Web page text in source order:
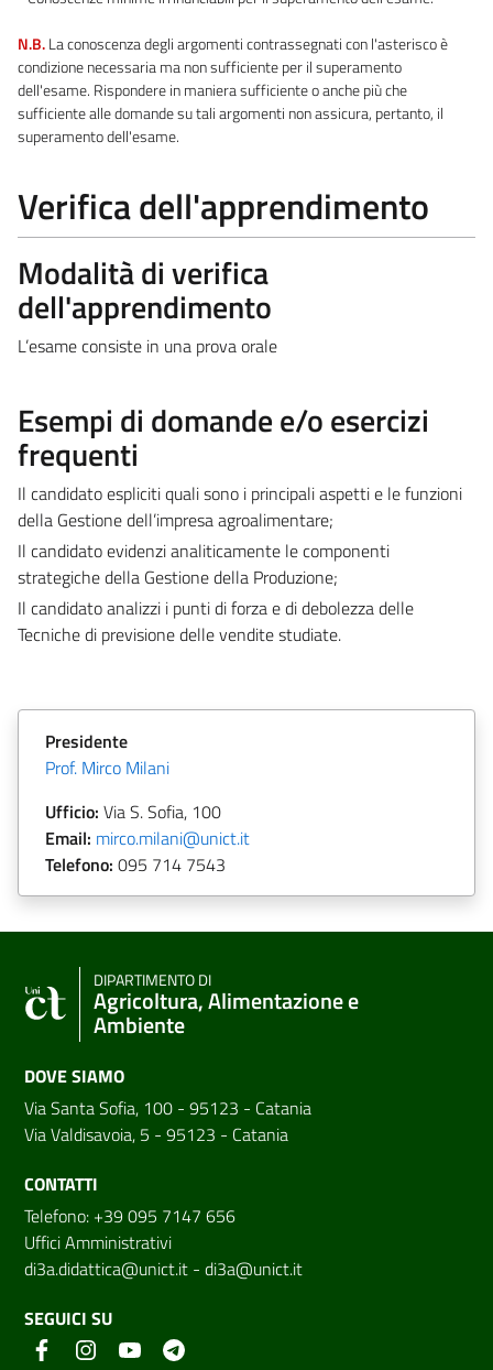
N.B.La conoscenza degli argomenti contrassegnati con l'asterisco è
condizione necessaria ma non sufficiente per il superamento
dell'esame. Rispondere in maniera sufficiente o anche più che
sufficiente alle domande su tali argomenti non assicura, pertanto, il
superamento dell'esame.
Verifica dell'apprendimento
Modalità di verifica
dell'apprendimento
L’esame consiste in una prova orale
Esempi di domande e/o esercizi
frequenti
Il candidato espliciti quali sono i principali aspetti e le funzioni
della Gestione dell’impresa agroalimentare;
Il candidato evidenzi analiticamente le componenti
strategiche della Gestione della Produzione;
Il candidato analizzi i punti di forza e di debolezza delle
Tecniche di previsione delle vendite studiate.
Presidente
Prof. Mirco Milani
Ufficio: Via S. Sofia, 100
Email: mirco.milani@unict.it
Telefono: 095 714 7543
DIPARTIMENTO DI
Agricoltura, Alimentazione e
Ambiente
DOVE SIAMO
Via Santa Sofia, 100 - 95123 - Catania
Via Valdisavoia, 5 - 95123 - Catania
CONTATTI
Telefono: +39 095 7147 656
Uffici Amministrativi
di3a.didattica@unict.it - di3a@unict.it
SEGUICI SU